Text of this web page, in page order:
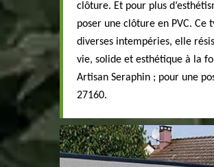
clôture. Et pour plus
poser une clôture en PVC.
diverses intempéries, elle
vie, solide et esthétique à la
Artisan Seraphin ; pour une
27160.